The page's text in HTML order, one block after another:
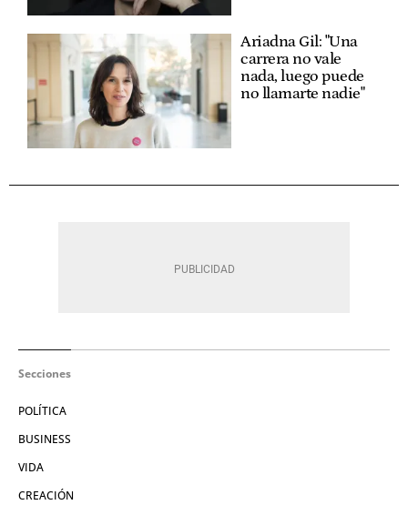
Ariadna Gil: "Una
carrera no vale
nada, luego puede
no llamarte nadie"
Secciones
POLÍTICA
BUSINESS
VIDA
CREACIÓN